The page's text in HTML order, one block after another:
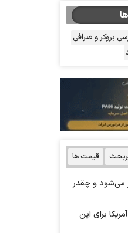
بروکر و صرافی
قیمت ها
کی واریز می‌شود و چقدر
درصدی آمریکا برای این